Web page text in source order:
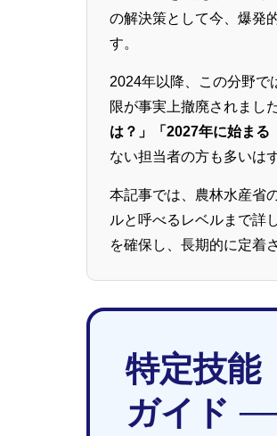
の解決策として今、爆発
す。
2024年以降、この分野で
限が事実上撤廃されまし
は？」「2027年に始まる
ない担当者の方も多いは
本記事では、農林水産省
ルと呼べるレベルまで詳
を確保し、長期的に定着
特定技能
ガイド